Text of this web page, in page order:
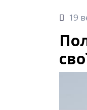
19